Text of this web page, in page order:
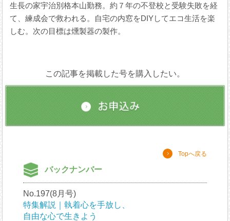
生⾧の家宇治別格本山勤務。約７年の不登校と受験失敗を経
て、練成会で救われる。自宅の内窓をDIYしてエコ生活を楽
しむ。次の目標は燻製器の製作。
この記事を掲載した号を購入したい。
Topへ戻る
バックナンバー
No.197(8月号)
特集解説｜執着心を手放し、
自由な心で生きよう